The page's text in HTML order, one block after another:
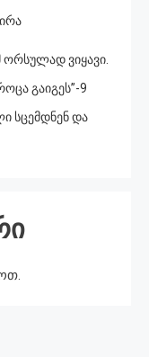
ვიყავი.
გაიგეს”-9
სცემდნენ და